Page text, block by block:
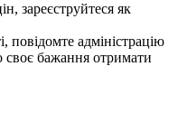
зареєструйтеся як
повідомте адміністрацію
своє бажання отримати